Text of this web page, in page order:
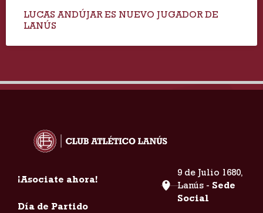
LUCAS ANDÚJAR ES NUEVO JUGADOR DE
LANÚS
¡Asociate ahora!
Día de Partido
9 de Julio 1680,
Lanús - Sede
Social